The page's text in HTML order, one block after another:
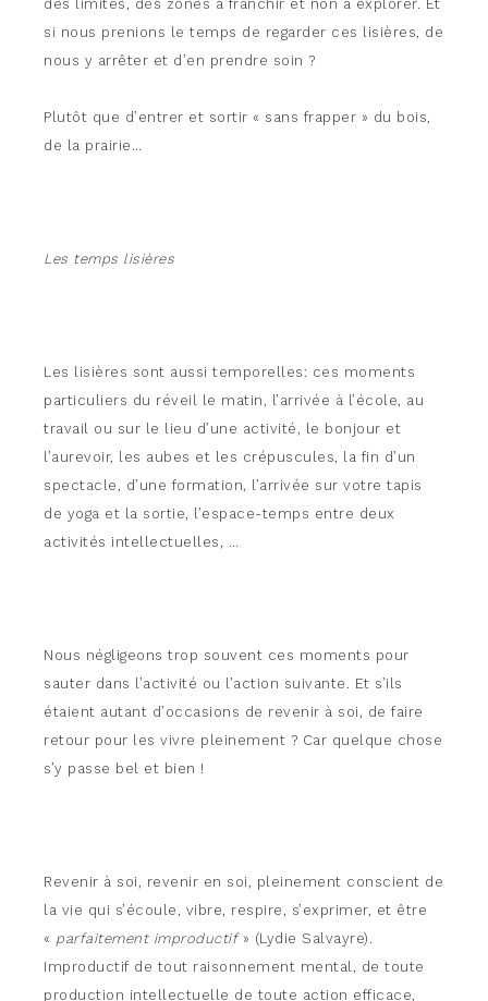
des limites, des zones à franchir et non à explorer. Et
si nous prenions le temps de regarder ces lisières, de
nous y arrêter et d’en prendre soin ?
Plutôt que d’entrer et sortir « sans frapper » du bois,
de la prairie…
Les temps lisières
Les lisières sont aussi temporelles: ces moments
particuliers du réveil le matin, l’arrivée à l’école, au
travail ou sur le lieu d’une activité, le bonjour et
l’aurevoir, les aubes et les crépuscules, la fin d’un
spectacle, d’une formation, l’arrivée sur votre tapis
de yoga et la sortie, l’espace-temps entre deux
activités intellectuelles, …
Nous négligeons trop souvent ces moments pour
sauter dans l’activité ou l’action suivante. Et s’ils
étaient autant d’occasions de revenir à soi, de faire
retour pour les vivre pleinement ? Car quelque chose
s’y passe bel et bien !
Revenir à soi, revenir en soi, pleinement conscient de
la vie qui s’écoule, vibre, respire, s’exprimer, et être
« parfaitement improductif» (Lydie Salvayre).
Improductif de tout raisonnement mental, de toute
production intellectuelle de toute action efficace,